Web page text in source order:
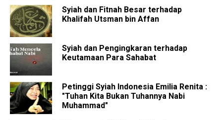
Syiah dan Fitnah Besar terhadap
Khalifah Utsman bin Affan
Syiah dan Pengingkaran terhadap
Keutamaan Para Sahabat
Petinggi Syiah Indonesia Emilia Renita :
"Tuhan Kita Bukan Tuhannya Nabi
Muhammad"